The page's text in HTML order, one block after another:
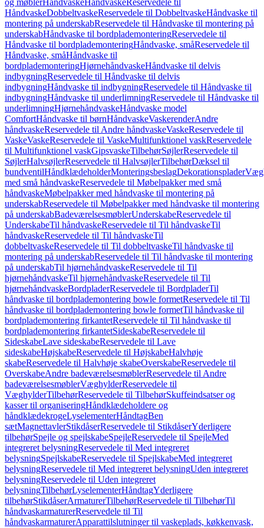
og møblerHåndvaskeHåndvaskeReservedele til
HåndvaskeDobbeltvaskeReservedele til DobbeltvaskeHåndvaske til
montering på underskabReservedele til Håndvaske til montering på
underskabHåndvaske til bordplademonteringReservedele til
Håndvaske til bordplademonteringHåndvaske, småReservedele til
Håndvaske, småHåndvaske til
bordplademonteringHjørnehåndvaskeHåndvaske til delvis
indbygningReservedele til Håndvaske til delvis
indbygningHåndvaske til indbygningReservedele til Håndvaske til
indbygningHåndvaske til underlimningReservedele til Håndvaske til
underlimningHjørnehåndvaskeHåndvaske model
ComfortHåndvaske til børnHåndvaskeVaskerenderAndre
håndvaskeReservedele til Andre håndvaskeVaskeReservedele til
VaskeVaskeReservedele til VaskeMultifunktionel vaskReservedele
til Multifunktionel vaskGipsvaskeTilbehørSøjlerReservedele til
SøjlerHalvsøjlerReservedele til HalvsøjlerTilbehørDæksel til
bundventilHåndklædeholderMonteringsbeslagDekorationsplader
med små håndvaskeReservedele til Møbelpakker med små
håndvaskeMøbelpakker med håndvaske til montering på
underskabReservedele til Møbelpakker med håndvaske til montering
på underskabBadeværelsesmøblerUnderskabeReservedele til
UnderskabeTil håndvaskeReservedele til Til håndvaskeTil
håndvaskeReservedele til Til håndvaskeTil
dobbeltvaskeReservedele til Til dobbeltvaskeTil håndvaske til
montering på underskabReservedele til Til håndvaske til montering
på underskabTil hjørnehåndvaskeReservedele til Til
hjørnehåndvaskeTil hjørnehåndvaskeReservedele til Til
hjørnehåndvaskeBordpladerReservedele til BordpladerTil
håndvaske til bordplademontering bowle formetReservedele til Til
håndvaske til bordplademontering bowle formetTil håndvaske til
bordplademontering firkantetReservedele til Til håndvaske til
bordplademontering firkantetSideskabeReservedele til
SideskabeLave sideskabeReservedele til Lave
sideskabeHøjskabeReservedele til HøjskabeHalvhøje
skabeReservedele til Halvhøje skabeOverskabeReservedele til
OverskabeAndre badeværelsesmøblerReservedele til Andre
badeværelsesmøblerVæghylderReservedele til
VæghylderTilbehørReservedele til TilbehørSkuffeindsatser og
kasser til organiseringHåndklædeholdere og
håndklædekrogeLyselementerHåndtagBen
sætMagnettavlerStikdåserReservedele til StikdåserYderligere
tilbehørSpejle og spejlskabeSpejleReservedele til SpejleMed
integreret belysningReservedele til Med integreret
belysningSpejlskabeReservedele til SpejlskabeMed integreret
belysningReservedele til Med integreret belysningUden integreret
belysningReservedele til Uden integreret
belysningTilbehørLyselementerHåndtagYderligere
tilbehørStikdåserArmaturerTilbehørReservedele til TilbehørTil
håndvaskarmaturerReservedele til Til
håndvaskarmaturerApparattilslutninger til vaskeplads, køkkenvask,